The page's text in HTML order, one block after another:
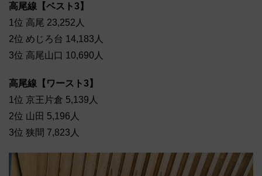
高尾線【ベスト3】
1位 高尾 23,252人
2位 めじろ台 14,183人
3位 高尾山口 10,690人
高尾線【ワースト3】
1位 京王片倉 5,139人
2位 山田 5,196人
3位 狭間 7,823人